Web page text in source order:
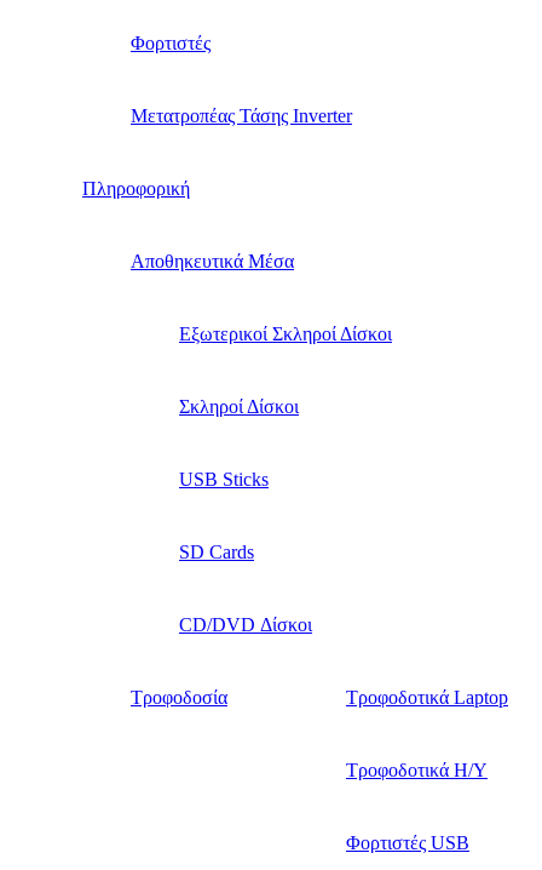
Φορτιστές
Μετατροπέας Τάσης Inverter
Πληροφορική
Αποθηκευτικά Μέσα
Εξωτερικοί Σκληροί Δίσκοι
Σκληροί Δίσκοι
USB Sticks
SD Cards
CD/DVD Δίσκοι
Τροφοδοσία Τροφοδοτικά Laptop
Τροφοδοτικά Η/Υ
Φορτιστές USB